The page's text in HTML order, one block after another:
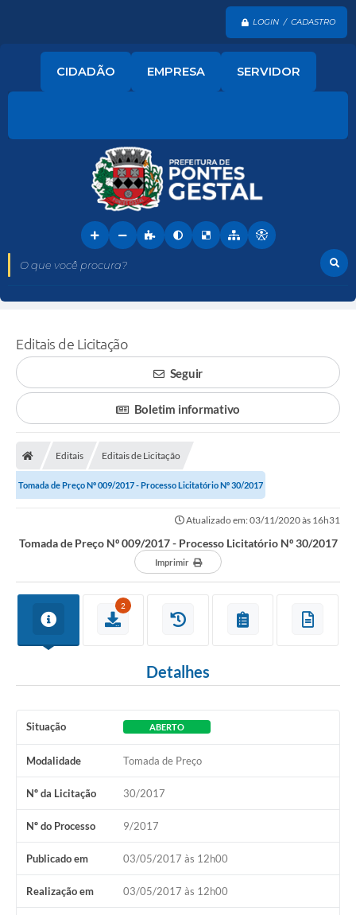
LOGIN / CADASTRO
O que você procura?
CIDADÃO EMPRESA SERVIDOR
Editais de Licitação
Seguir
Boletim informativo
Editais Editais de Licitação
Tomada de Preço Nº 009/2017 - Processo Licitatório Nº 30/2017
Atualizado em: 03/11/2020 às 16h31
Tomada de Preço Nº 009/2017 - Processo Licitatório Nº 30/2017
Imprimir
2
Detalhes
Situação ABERTO
Modalidade Tomada de Preço
Nº da Licitação 30/2017
Nº do Processo 9/2017
Publicado em 03/05/2017 às 12h00
Realização em 03/05/2017 às 12h00